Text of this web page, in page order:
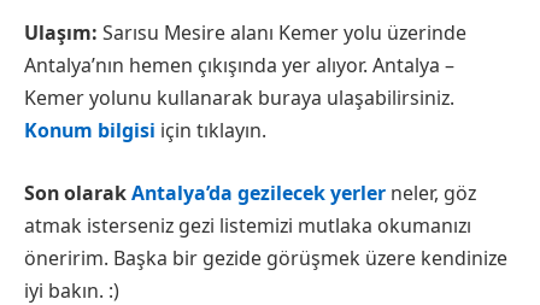
Ulaşım: Sarısu Mesire alanı Kemer yolu üzerinde
Antalya’nın hemen çıkışında yer alıyor. Antalya –
Kemer yolunu kullanarak buraya ulaşabilirsiniz.
Konum bilgisi için tıklayın.
Son olarakAntalya’da gezilecek yerler neler, göz
atmak isterseniz gezi listemizi mutlaka okumanızı
öneririm. Başka bir gezide görüşmek üzere kendinize
iyi bakın. :)